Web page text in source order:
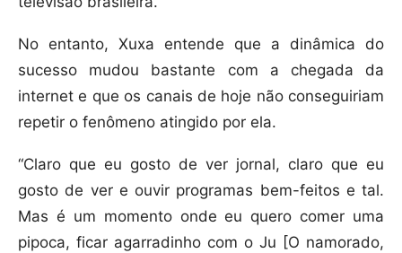
No entanto, Xuxa entende que a dinâmica do
sucesso mudou bastante com a chegada da
internet e que os canais de hoje não conseguiriam
repetir o fenômeno atingido por ela.
“Claro que eu gosto de ver jornal, claro que eu
gosto de ver e ouvir programas bem-feitos e tal.
Mas é um momento onde eu quero comer uma
pipoca, ficar agarradinho com o Ju [O namorado,